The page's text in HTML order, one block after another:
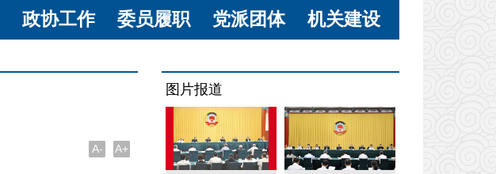
政协工作 委员履职 党派团体 机关建设
A- A+
图片报道